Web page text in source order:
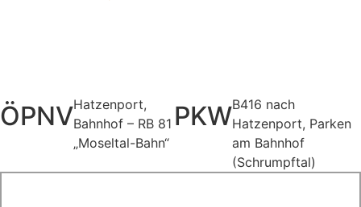
ÖPNVHatzenport,
Bahnhof – RB 81
„Moseltal-Bahn“
PKWB416 nach
Hatzenport, Parken
am Bahnhof
(Schrumpftal)